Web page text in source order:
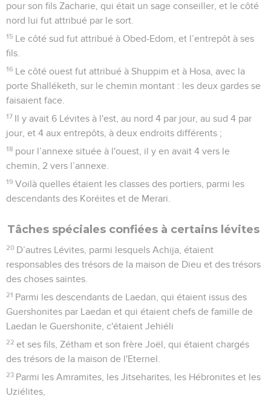
pour son fils Zacharie, qui était un sage conseiller, et le côté
nord lui fut attribué par le sort.
15 Le côté sud fut attribué à Obed-Edom, et l’entrepôt à ses
fils.
16 Le côté ouest fut attribué à Shuppim et à Hosa, avec la
porte Shalléketh, sur le chemin montant : les deux gardes se
faisaient face.
17 Il y avait 6 Lévites à l'est, au nord 4 par jour, au sud 4 par
jour, et 4 aux entrepôts, à deux endroits différents ;
18 pour l’annexe située à l'ouest, il y en avait 4 vers le
chemin, 2 vers l’annexe.
19 Voilà quelles étaient les classes des portiers, parmi les
descendants des Koréites et de Merari.
Tâches spéciales confiées à certains lévites
20 D’autres Lévites, parmi lesquels Achija, étaient
responsables des trésors de la maison de Dieu et des trésors
des choses saintes.
21 Parmi les descendants de Laedan, qui étaient issus des
Guershonites par Laedan et qui étaient chefs de famille de
Laedan le Guershonite, c'étaient Jehiéli
22 et ses fils, Zétham et son frère Joël, qui étaient chargés
des trésors de la maison de l'Eternel.
23 Parmi les Amramites, les Jitseharites, les Hébronites et les
Uziélites,